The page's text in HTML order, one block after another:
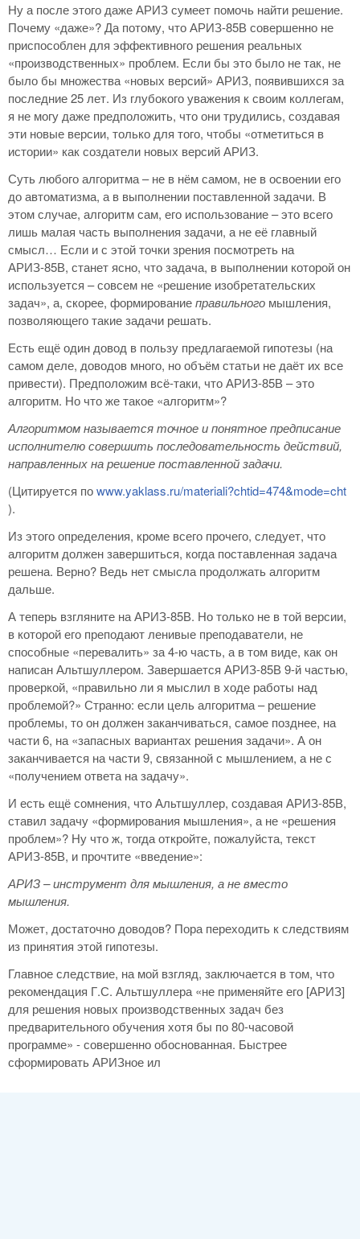
Ну а после этого даже АРИЗ сумеет помочь найти решение.
Почему «даже»? Да потому, что АРИЗ-85В совершенно не
приспособлен для эффективного решения реальных
«производственных» проблем. Если бы это было не так, не
было бы множества «новых версий» АРИЗ, появившихся за
последние 25 лет. Из глубокого уважения к своим коллегам,
я не могу даже предположить, что они трудились, создавая
эти новые версии, только для того, чтобы «отметиться в
истории» как создатели новых версий АРИЗ.
Суть любого алгоритма – не в нём самом, не в освоении его
до автоматизма, а в выполнении поставленной задачи. В
этом случае, алгоритм сам, его использование – это всего
лишь малая часть выполнения задачи, а не её главный
смысл… Если и с этой точки зрения посмотреть на
АРИЗ-85В, станет ясно, что задача, в выполнении которой он
используется – совсем не «решение изобретательских
задач», а, скорее, формированиеправильного мышления,
позволяющего такие задачи решать.
Есть ещё один довод в пользу предлагаемой гипотезы (на
самом деле, доводов много, но объём статьи не даёт их все
привести). Предположим всё-таки, что АРИЗ-85В – это
алгоритм. Но что же такое «алгоритм»?
Алгоритмом называется точное и понятное предписание
исполнителю совершить последовательность действий,
направленных на решение поставленной задачи.
(Цитируется поwww.yaklass.ru/materiali?chtid=474&mode=cht
).
Из этого определения, кроме всего прочего, следует, что
алгоритм должен завершиться, когда поставленная задача
решена. Верно? Ведь нет смысла продолжать алгоритм
дальше.
А теперь взгляните на АРИЗ-85В. Но только не в той версии,
в которой его преподают ленивые преподаватели, не
способные «перевалить» за 4-ю часть, а в том виде, как он
написан Альтшуллером. Завершается АРИЗ-85В 9-й частью,
проверкой, «правильно ли я мыслил в ходе работы над
проблемой?» Странно: если цель алгоритма – решение
проблемы, то он должен заканчиваться, самое позднее, на
части 6, на «запасных вариантах решения задачи». А он
заканчивается на части 9, связанной с мышлением, а не с
«получением ответа на задачу».
И есть ещё сомнения, что Альтшуллер, создавая АРИЗ-85В,
ставил задачу «формирования мышления», а не «решения
проблем»? Ну что ж, тогда откройте, пожалуйста, текст
АРИЗ-85В, и прочтите «введение»:
АРИЗ – инструмент для мышления, а не вместо
мышления.
Может, достаточно доводов? Пора переходить к следствиям
из принятия этой гипотезы.
Главное следствие, на мой взгляд, заключается в том, что
рекомендация Г.С. Альтшуллера «не применяйте его [АРИЗ]
для решения новых производственных задач без
предварительного обучения хотя бы по 80-часовой
программе» - совершенно обоснованная. Быстрее
сформировать АРИЗное ил